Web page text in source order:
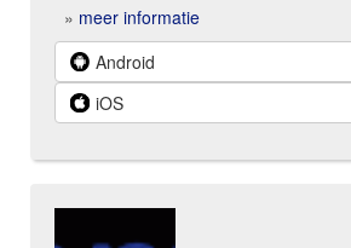
» meer informatie
Android
iOS